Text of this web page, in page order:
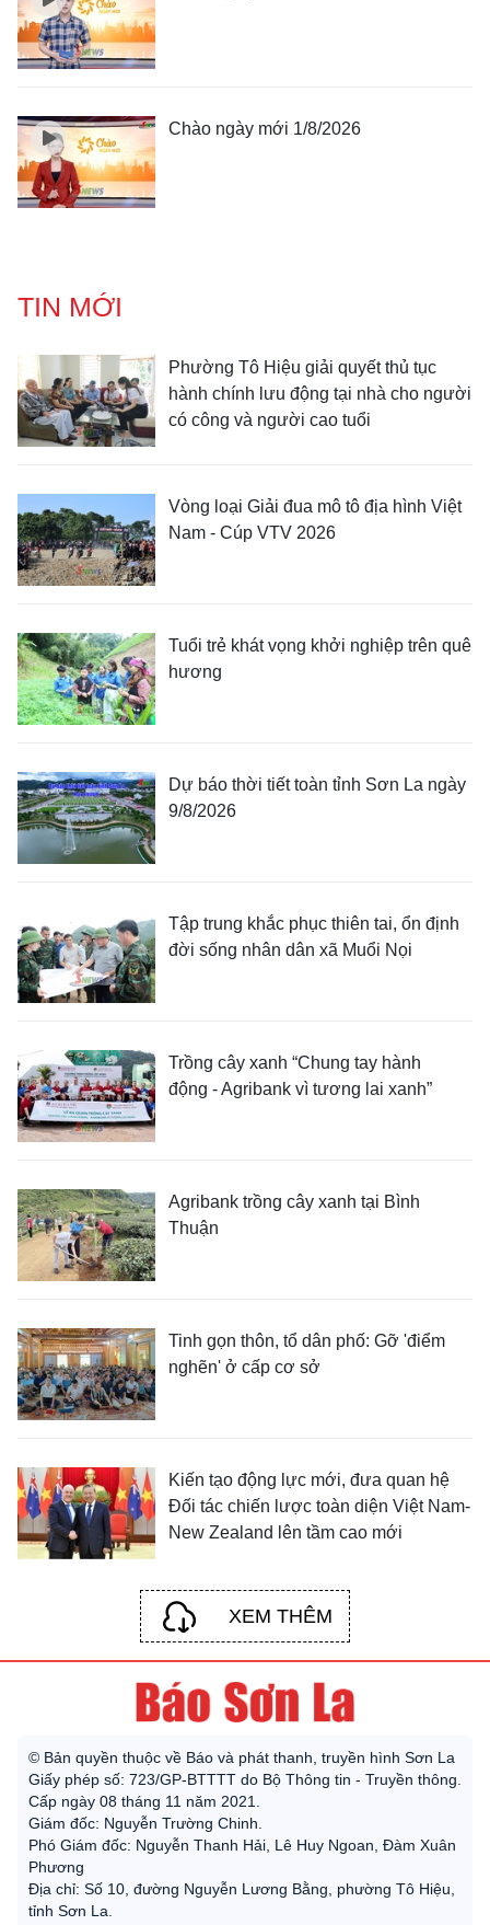
Chào ngày mới 1/8/2026
TIN MỚI
Phường Tô Hiệu giải quyết thủ tục
hành chính lưu động tại nhà cho người
có công và người cao tuổi
Vòng loại Giải đua mô tô địa hình Việt
Nam - Cúp VTV 2026
Tuổi trẻ khát vọng khởi nghiệp trên quê
hương
Dự báo thời tiết toàn tỉnh Sơn La ngày
9/8/2026
Tập trung khắc phục thiên tai, ổn định
đời sống nhân dân xã Muổi Nọi
Trồng cây xanh “Chung tay hành
động - Agribank vì tương lai xanh”
Agribank trồng cây xanh tại Bình
Thuận
Tinh gọn thôn, tổ dân phố: Gỡ 'điểm
nghẽn' ở cấp cơ sở
Kiến tạo động lực mới, đưa quan hệ
Đối tác chiến lược toàn diện Việt Nam-
New Zealand lên tầm cao mới
XEM THÊM
© Bản quyền thuộc về Báo và phát thanh, truyền hình Sơn La
Giấy phép số: 723/GP-BTTTT do Bộ Thông tin - Truyền thông.
Cấp ngày 08 tháng 11 năm 2021.
Giám đốc: Nguyễn Trường Chinh.
Phó Giám đốc: Nguyễn Thanh Hải, Lê Huy Ngoan, Đàm Xuân
Phương
Địa chỉ: Số 10, đường Nguyễn Lương Bằng, phường Tô Hiệu,
tỉnh Sơn La.